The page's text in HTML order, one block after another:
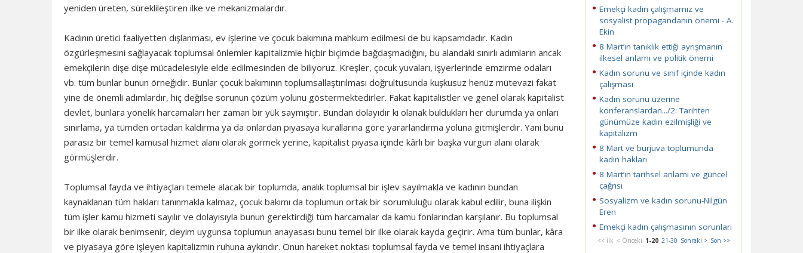
yeniden üreten, süreklileştiren ilke ve mekanizmalardır.
Kadının üretici faaliyetten dışlanması, ev işlerine ve çocuk bakımına mahkum edilmesi de bu kapsamdadır. Kadın
özgürleşmesini sağlayacak toplumsal önlemler kapitalizmle hiçbir biçimde bağdaşmadığını, bu alandaki sınırlı adımların ancak
emekçilerin dişe dişe mücadelesiyle elde edilmesinden de biliyoruz. Kreşler, çocuk yuvaları, işyerlerinde emzirme odaları
vb. tüm bunlar bunun örneğidir. Bunlar çocuk bakımının toplumsallaştırılması doğrultusunda kuşkusuz henüz mütevazi fakat
yine de önemli adımlardır, hiç değilse sorunun çözüm yolunu göstermektedirler. Fakat kapitalistler ve genel olarak kapitalist
devlet, bunlara yönelik harcamaları her zaman bir yük saymıştır. Bundan dolayıdır ki olanak buldukları her durumda ya onları
sınırlama, ya tümden ortadan kaldırma ya da onlardan piyasaya kurallarına göre yararlandırma yoluna gitmişlerdir. Yani bunu
parasız bir temel kamusal hizmet alanı olarak görmek yerine, kapitalist piyasa içinde kârlı bir başka vurgun alanı olarak
görmüşlerdir.
Toplumsal fayda ve ihtiyaçları temele alacak bir toplumda, analık toplumsal bir işlev sayılmakla ve kadının bundan
kaynaklanan tüm hakları tanınmakla kalmaz, çocuk bakımı da toplumun ortak bir sorumluluğu olarak kabul edilir, buna ilişkin
tüm işler kamu hizmeti sayılır ve dolayısıyla bunun gerektirdiği tüm harcamalar da kamu fonlarından karşılanır. Bu toplumsal
bir ilke olarak benimsenir, deyim uygunsa toplumun anayasası bunu temel bir ilke olarak kayda geçirir. Ama tüm bunlar, kâra
ve piyasaya göre işleyen kapitalizmin ruhuna aykırıdır. Onun hareket noktası toplumsal fayda ve temel insani ihtiyaçlara
Emekçi kadın çalışmamız ve
sosyalist propagandanın önemi - A.
Ekin
8 Mart’ın tanıklık ettiği ayrışmanın
ilkesel anlamı ve politik önemi
Kadın sorunu ve sınıf içinde kadın
çalışması
Kadın sorunu üzerine
konferanslardan.../2: Tarihten
günümüze kadın ezilmişliği ve
kapitalizm
8 Mart ve burjuva toplumunda
kadın hakları
8 Mart’ın tarihsel anlamı ve güncel
çağrısı
Sosyalizm ve kadın sorunu-Nilgün
Eren
Emekçi kadın çalışmasının sorunları
<< İlk < Önceki 1-20 21-30 Sonraki > Son >>